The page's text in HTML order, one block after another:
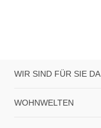
WIR SIND FÜR SIE DA
WOHNWELTEN